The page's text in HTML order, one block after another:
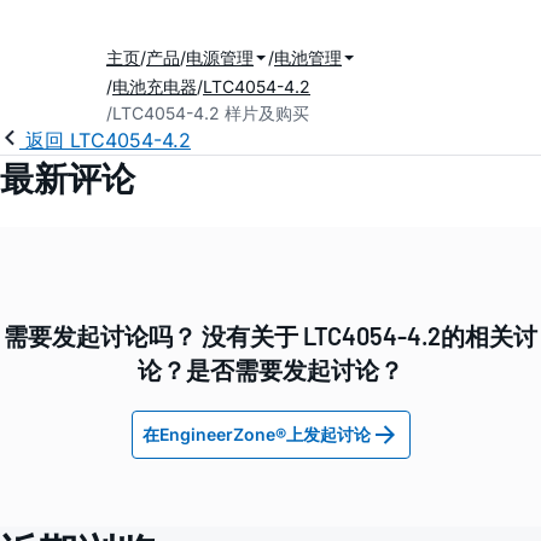
主页 产品 电源管理
电池管理
电池充电器 LTC4054-4.2
LTC4054-4.2 样片及购买
返回 LTC4054-4.2
最新评论
需要发起讨论吗？ 没有关于 LTC4054-4.2的相关讨
论？是否需要发起讨论？
在EngineerZone®上发起讨论